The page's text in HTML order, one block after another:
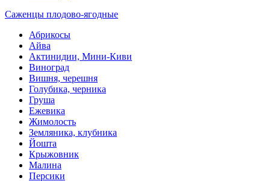
Саженцы плодово-ягодные
Абрикосы
Айва
Актинидии, Мини-Киви
Виноград
Вишня, черешня
Голубика, черника
Груша
Ежевика
Жимолость
Земляника, клубника
Йошта
Крыжовник
Малина
Персики